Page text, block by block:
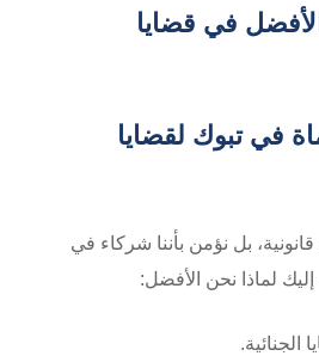
في قضايا
في تبوك لقضايا
بل نؤمن بأننا شركاء في
لماذا نحن الأفضل: